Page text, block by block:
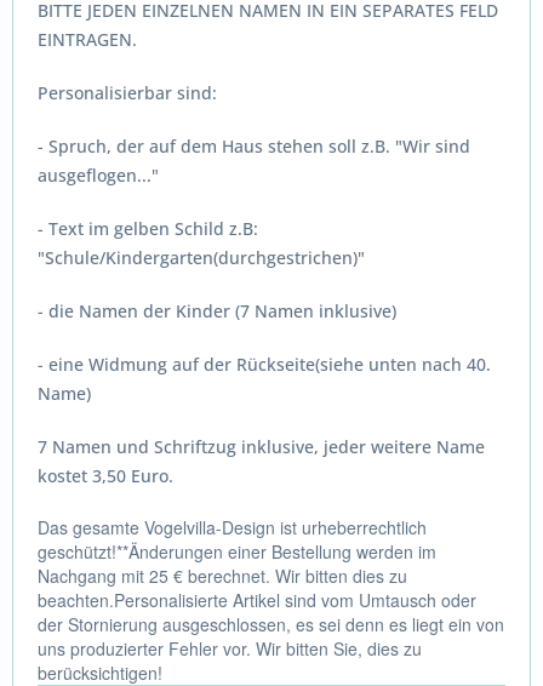
BITTE JEDEN EINZELNEN NAMEN IN EIN SEPARATES FELD
EINTRAGEN.
Personalisierbar sind:
- Spruch, der auf dem Haus stehen soll z.B. "Wir sind
ausgeflogen..."
- Text im gelben Schild z.B:
"Schule/Kindergarten(durchgestrichen)"
- die Namen der Kinder (7 Namen inklusive)
- eine Widmung auf der Rückseite(siehe unten nach 40.
Name)
7 Namen und Schriftzug inklusive, jeder weitere Name
kostet 3,50 Euro.
Das gesamte Vogelvilla-Design ist urheberrechtlich
geschützt!**Änderungen einer Bestellung werden im
Nachgang mit 25 € berechnet. Wir bitten dies zu
beachten.Personalisierte Artikel sind vom Umtausch oder
der Stornierung ausgeschlossen, es sei denn es liegt ein von
uns produzierter Fehler vor. Wir bitten Sie, dies zu
berücksichtigen!